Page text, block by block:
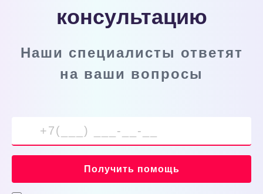
консультацию
Наши специалисты ответят
на ваши вопросы
Получить помощь